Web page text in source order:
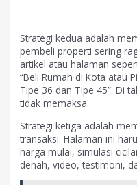
Strategi kedua adalah
pembeli properti sering
artikel atau halaman
“Beli Rumah di Kota atau
Tipe 36 dan Tipe 45”. Di
tidak memaksa.
Strategi ketiga adalah
transaksi. Halaman ini
harga mulai, simulasi
denah, video, testimoni,